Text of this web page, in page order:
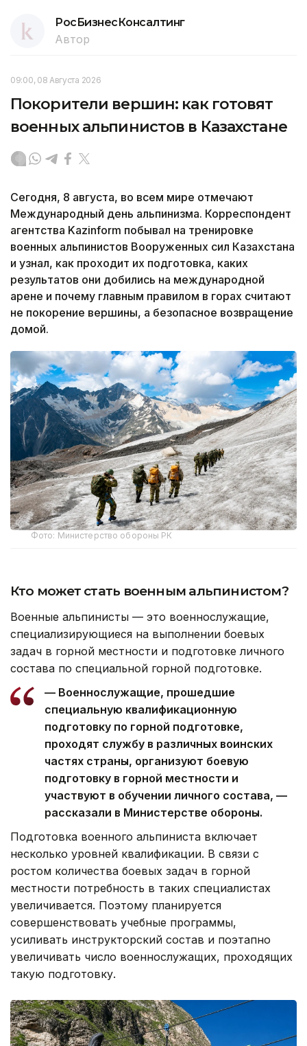
РосБизнесКонсалтинг
Автор
09:00, 08 Августа 2026
Покорители вершин: как готовят
военных альпинистов в Казахстане
Сегодня, 8 августа, во всем мире отмечают
Международный день альпинизма. Корреспондент
агентства Kazinform побывал на тренировке
военных альпинистов Вооруженных сил Казахстана
и узнал, как проходит их подготовка, каких
результатов они добились на международной
арене и почему главным правилом в горах считают
не покорение вершины, а безопасное возвращение
домой.
Фото: Министерство обороны РК
Кто может стать военным альпинистом?
Военные альпинисты — это военнослужащие,
специализирующиеся на выполнении боевых
задач в горной местности и подготовке личного
состава по специальной горной подготовке.
— Военнослужащие, прошедшие
специальную квалификационную
подготовку по горной подготовке,
проходят службу в различных воинских
частях страны, организуют боевую
подготовку в горной местности и
участвуют в обучении личного состава, —
рассказали в Министерстве обороны.
Подготовка военного альпиниста включает
несколько уровней квалификации. В связи с
ростом количества боевых задач в горной
местности потребность в таких специалистах
увеличивается. Поэтому планируется
совершенствовать учебные программы,
усиливать инструкторский состав и поэтапно
увеличивать число военнослужащих, проходящих
такую подготовку.